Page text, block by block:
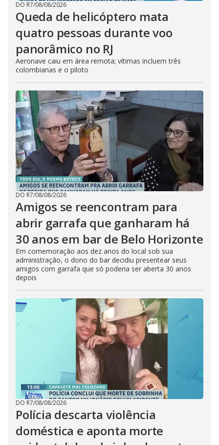
DO R7/08/08/2026
Queda de helicóptero mata
quatro pessoas durante voo
panorâmico no RJ
Aeronave caiu em área remota; vítimas incluem três
colombianas e o piloto
DO R7/08/08/2026
Amigos se reencontram para
abrir garrafa que ganharam há
30 anos em bar de Belo Horizonte
Em comemoração aos dez anos do local sob sua
administração, o dono do bar decidiu presentear seus
amigos com garrafa que só poderia ser aberta 30 anos
depois
DO R7/08/08/2026
Polícia descarta violência
doméstica e aponta morte